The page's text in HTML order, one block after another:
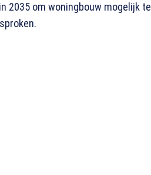
om woningbouw mogelijk te